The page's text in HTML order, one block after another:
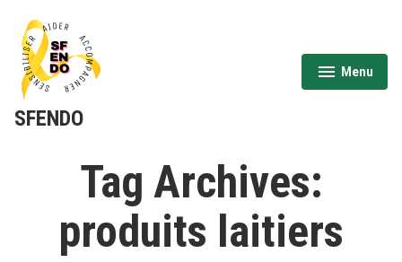
contenu
SFENDO
Menu
expanded
collapsed
Tag Archives:
produits laitiers